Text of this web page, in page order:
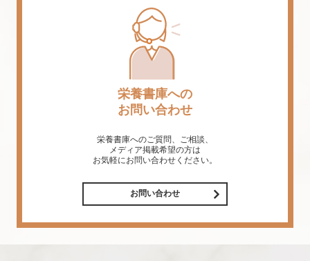
栄養書庫への
お問い合わせ
栄養書庫へのご質問、ご相談、
メディア掲載希望の方は
お気軽にお問い合わせください。
お問い合わせ